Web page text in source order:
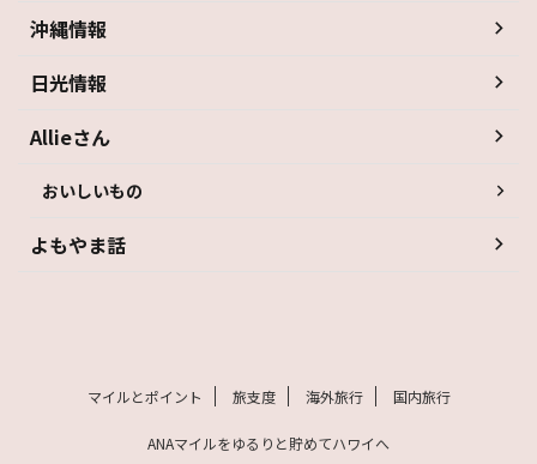
沖縄情報
日光情報
Allieさん
おいしいもの
よもやま話
マイルとポイント 旅支度 海外旅行 国内旅行
ANAマイルをゆるりと貯めてハワイへ